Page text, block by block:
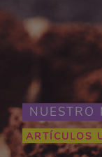
NUESTRO
ARTÍCULOS